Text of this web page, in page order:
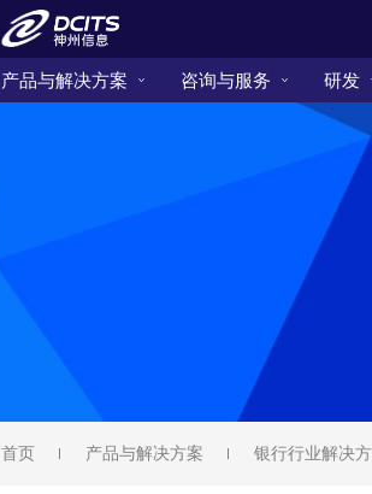
产品与解决方案 咨询与服务 研发
首页 产品与解决方案 银行行业解决